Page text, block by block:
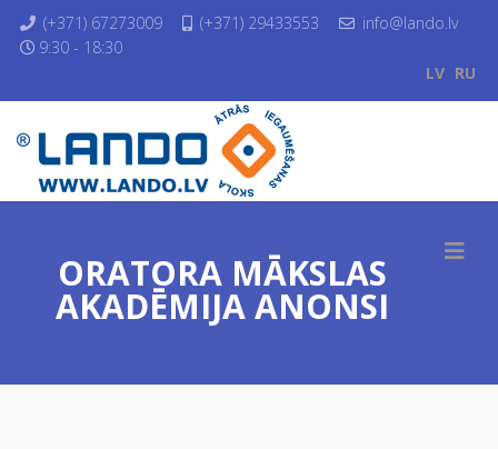
(+371) 67273009 (+371) 29433553
info@lando.lv
9:30 - 18:30
LV RU
ORATORA MĀKSLAS
AKADĒMIJA ANONSI